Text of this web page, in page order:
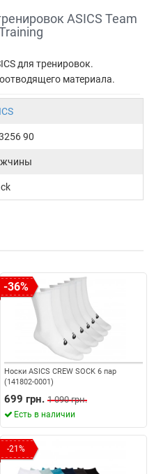
ASICS Team
для тренировок.
материала.
90
-36%
Носки ASICS CREW SOCK 6 пар
(141802-0001)
699 грн. 1 090 грн.
Есть в наличии
-21%